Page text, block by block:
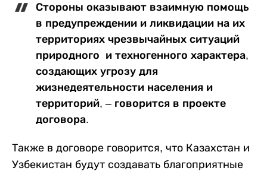
Стороны оказывают взаимную помощь
в предупреждении и ликвидации на их
территориях чрезвычайных ситуаций
природного и техногенного характера,
создающих угрозу для
жизнедеятельности населения и
территорий, – говорится в проекте
договора.
Также в договоре говорится, что Казахстан и
Узбекистан будут создавать благоприятные